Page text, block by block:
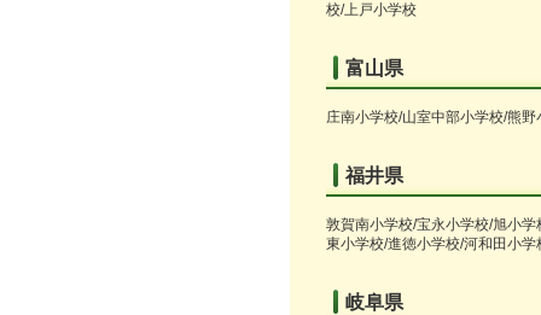
校/上戸小学校
富山県
庄南小学校/山室中部小学校/熊
福井県
敦賀南小学校/宝永小学校/旭小
東小学校/進徳小学校/河和田小
岐阜県